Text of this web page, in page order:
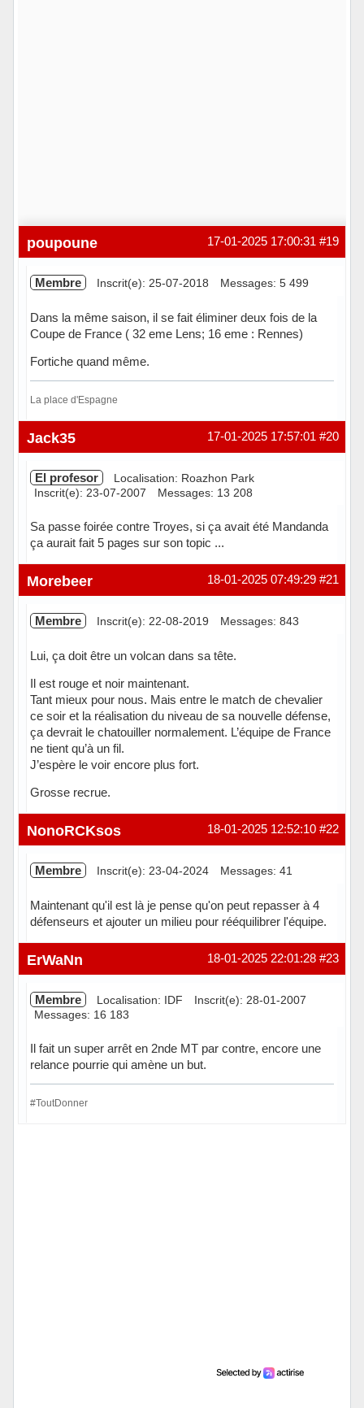
#19
17-01-2025 17:00:31
poupoune
Membre Inscrit(e): 25-07-2018 Messages: 5 499
Dans la même saison, il se fait éliminer deux fois de la
Coupe de France ( 32 eme Lens; 16 eme : Rennes)
Fortiche quand même.
La place d'Espagne
En ligne #20
17-01-2025 17:57:01
Jack35
El profesor
Localisation: Roazhon Park
Inscrit(e): 23-07-2007
Messages: 13 208
Sa passe foirée contre Troyes, si ça avait été Mandanda
ça aurait fait 5 pages sur son topic ...
Hors ligne #21
18-01-2025 07:49:29
Morebeer
Membre Inscrit(e): 22-08-2019 Messages: 843
Lui, ça doit être un volcan dans sa tête.
Il est rouge et noir maintenant.
Tant mieux pour nous. Mais entre le match de chevalier
ce soir et la réalisation du niveau de sa nouvelle défense,
ça devrait le chatouiller normalement. L’équipe de France
ne tient qu’à un fil.
J’espère le voir encore plus fort.
Grosse recrue.
Hors ligne #22
18-01-2025 12:52:10
NonoRCKsos
Membre Inscrit(e): 23-04-2024 Messages: 41
Maintenant qu'il est là je pense qu'on peut repasser à 4
défenseurs et ajouter un milieu pour rééquilibrer l'équipe.
Hors ligne #23
18-01-2025 22:01:28
ErWaNn
Membre Localisation: IDF
Inscrit(e): 28-01-2007
Messages: 16 183
Il fait un super arrêt en 2nde MT par contre, encore une
relance pourrie qui amène un but.
#ToutDonner